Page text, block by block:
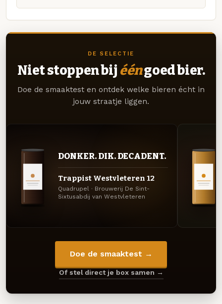
DE SELECTIE
Niet stoppen bij ééngoed bier.
Doe de smaaktest en ontdek welke bieren écht in
jouw straatje liggen.
DONKER. DIK. DECADENT.
Trappist Westvleteren 12
Quadrupel · Brouwerij De Sint-
Sixtusabdij van Westvleteren
Doe de smaaktest →
Of stel direct je box samen →